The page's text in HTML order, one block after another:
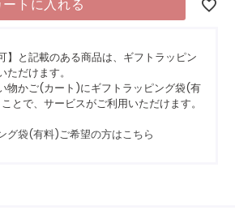
ートに入れる
】と記載のある商品は、ギフトラッピン
だけます。
物かご(カート)にギフトラッピング袋(有
とで、サービスがご利用いただけます。
袋(有料)ご希望の方はこちら